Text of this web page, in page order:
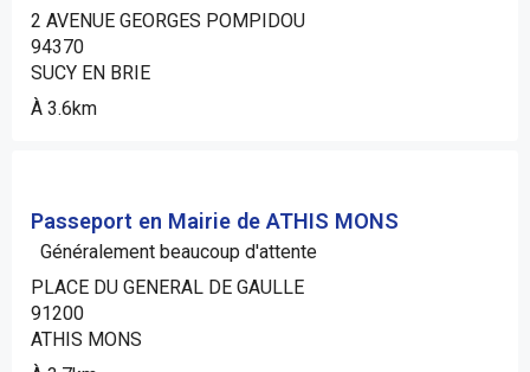
2 AVENUE GEORGES POMPIDOU
94370
SUCY EN BRIE
À 3.6km
Passeport en Mairie de ATHIS MONS
Généralement beaucoup d'attente
PLACE DU GENERAL DE GAULLE
91200
ATHIS MONS